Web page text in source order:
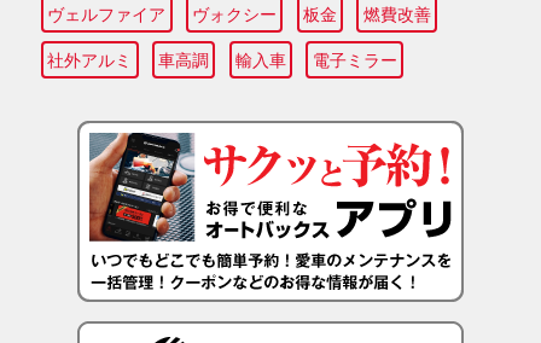
ヴェルファイア ヴォクシー 板金 燃費改善
社外アルミ 車高調 輸入車 電子ミラー